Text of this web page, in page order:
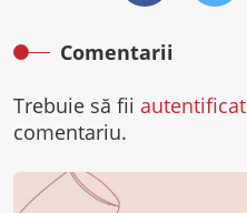
Comentarii
Trebuie să fii autentificat
comentariu.